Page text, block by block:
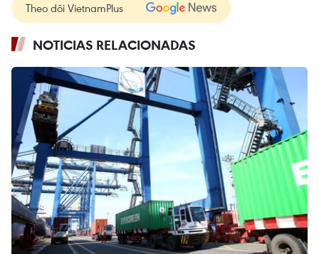
Theo dõi VietnamPlus
NOTICIAS RELACIONADAS